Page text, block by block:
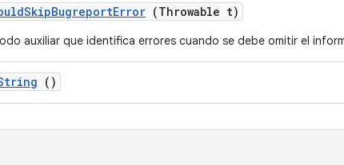
SkipBugreportError (Throwable t)
auxiliar que identifica errores cuando se debe omitir el
()